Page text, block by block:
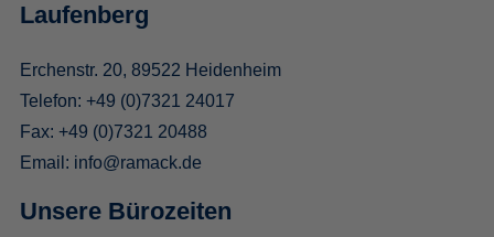
Laufenberg
Erchenstr. 20, 89522 Heidenheim
Telefon: +49 (0)7321 24017
Fax: +49 (0)7321 20488
Email: info@ramack.de
Unsere Bürozeiten